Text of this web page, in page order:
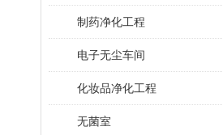
制药净化工程
电子无尘车间
化妆品净化工程
无菌室